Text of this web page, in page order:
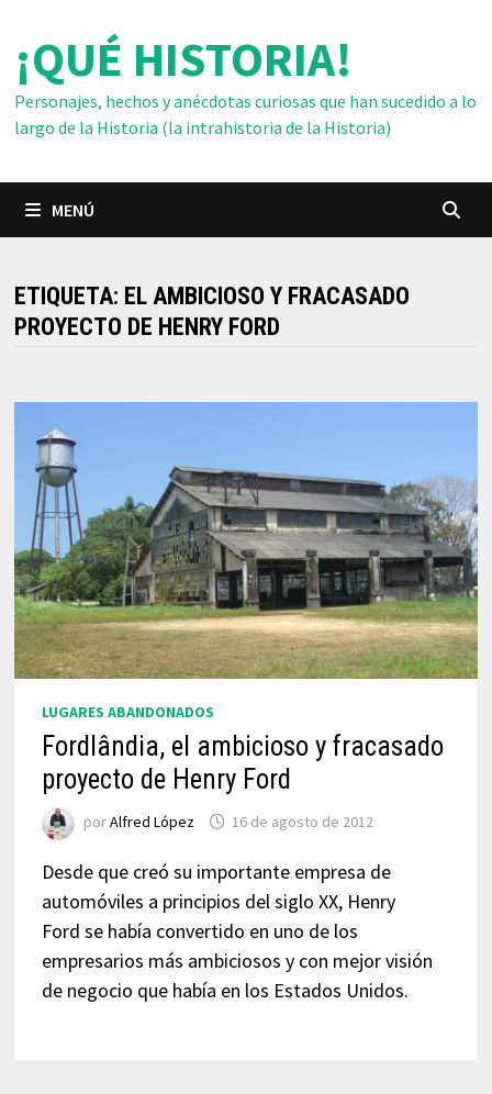
contenido
¡QUÉ HISTORIA!
Personajes, hechos y anécdotas curiosas que han sucedido a lo
largo de la Historia (la intrahistoria de la Historia)
MENÚ
ETIQUETA: EL AMBICIOSO Y FRACASADO
PROYECTO DE HENRY FORD
LUGARES ABANDONADOS
Fordlândia, el ambicioso y fracasado
proyecto de Henry Ford
porAlfred López 16 de agosto de 2012
Desde que creó su importante empresa de
automóviles a principios del siglo XX, Henry
Ford se había convertido en uno de los
empresarios más ambiciosos y con mejor visión
de negocio que había en los Estados Unidos.